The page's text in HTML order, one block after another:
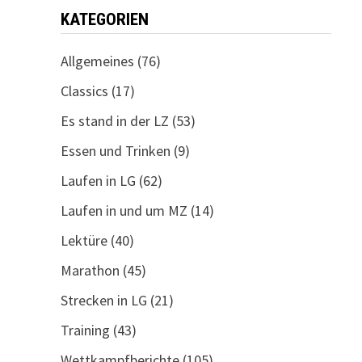
KATEGORIEN
Allgemeines (76)
Classics (17)
Es stand in der LZ (53)
Essen und Trinken (9)
Laufen in LG (62)
Laufen in und um MZ (14)
Lektüre(40)
Marathon (45)
Strecken in LG (21)
Training (43)